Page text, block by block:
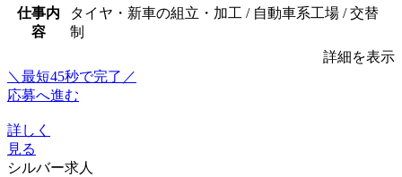
仕事内
容
タイヤ・新車の組立・加工 / 自動車系工場 / 交替
制
詳細を表示
＼最短45秒で完了／
応募へ進む
詳しく
見る
シルバー求人